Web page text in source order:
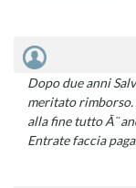
Dopo due anni
meritato
alla fine tutto Ã¨
Entrate faccia